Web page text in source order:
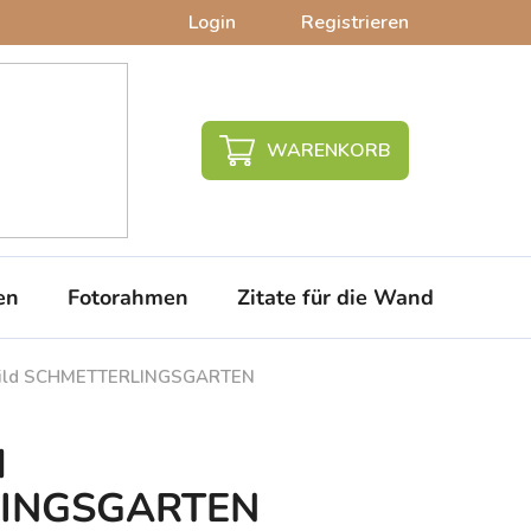
Login Registrieren
WARENKORB
Fotorahmen Zitate für die Wand
SCHMETTERLINGSGARTEN